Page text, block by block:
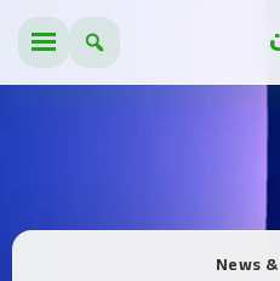
News